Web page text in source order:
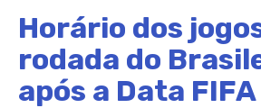
Horário dos
rodada do
após a Data FIFA